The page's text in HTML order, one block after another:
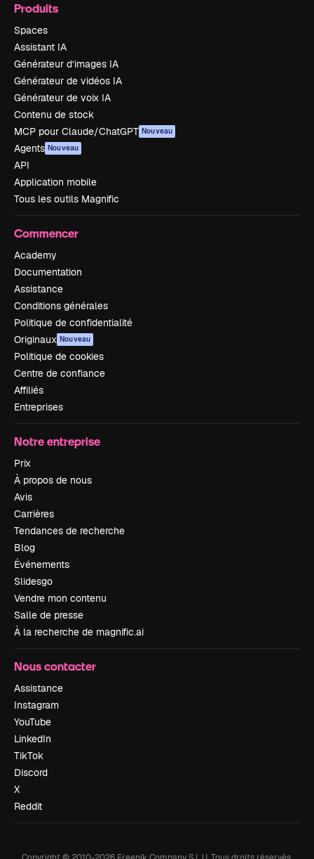
Produits
Spaces
Assistant IA
Générateur d’images IA
Générateur de vidéos IA
Générateur de voix IA
Contenu de stock
MCP pour Claude/ChatGPT Nouveau
Agents Nouveau
API
Application mobile
Tous les outils Magnific
Commencer
Academy
Documentation
Assistance
Conditions générales
Politique de confidentialité
Originaux Nouveau
Politique de cookies
Centre de confiance
Affiliés
Entreprises
Notre entreprise
Prix
À propos de nous
Avis
Carrières
Tendances de recherche
Blog
Événements
Slidesgo
Vendre mon contenu
Salle de presse
À la recherche de magnific.ai
Nous contacter
Assistance
Instagram
YouTube
LinkedIn
TikTok
Discord
X
Reddit